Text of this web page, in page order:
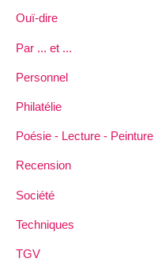
Ouï-dire
Par ... et ...
Personnel
Philatélie
Poésie - Lecture - Peinture
Recension
Société
Techniques
TGV